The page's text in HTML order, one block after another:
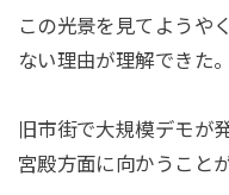
この光景を見てようや
ない理由が理解できた。
旧市街で大規模デモが
宮殿方面に向かうこと